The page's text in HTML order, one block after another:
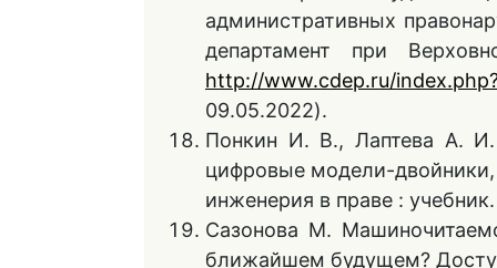
административных
департамент при
http://www.cdep.ru/
09.05.2022).
Понкин И. В., Лаптева А.
цифровые модели-
инженерия в праве :
Сазонова М.
ближайшем будущем?